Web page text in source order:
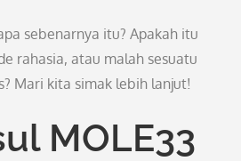
sebenarnya itu? Apakah itu
rahasia, atau malah sesuatu
Mari kita simak lebih lanjut!
MOLE33